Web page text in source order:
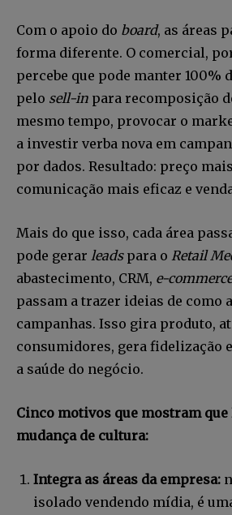
Com o apoio do board, as áreas
forma diferente. O comercial,
percebe que pode manter 100%
pelo sell-in para recomposição
mesmo tempo, provocar o
a investir verba nova em
por dados. Resultado: preço
comunicação mais eficaz e
Mais do que isso, cada área
pode gerar leadspara o Retail
abastecimento, CRM, e-commerce
passam a trazer ideias de como
campanhas. Isso gira produto,
consumidores, gera fidelização
a saúde do negócio.
Cinco motivos que mostram que
mudança de cultura:
Integra as áreas da empresa:
isolado vendendo mídia, é